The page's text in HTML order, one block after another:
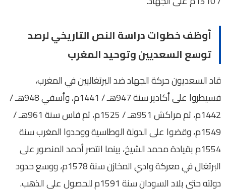
أوظف خطوات دراسة النص التاريخي لرصد
توسع السعديين وتوحيد المغرب
قاد السعديون حركة الجهاد ضد البرتغاليين في المغرب،
فسيطروا على أكادير سنة 947هـ / 1441م، وأسفي 948هـ /
1442م، ثم مراكش 951هـ / 1525م، ثم فاس سنة 961هـ /
1549م، وقضوا على الدولة الوطاسية ووحدوا المغرب سنة
1554م بقيادة محمد الشيخ، بينما انتصر أحمد المنصور على
البرتغال في معركة وادي المخازن سنة 1578م، ووسع حدود
دولته حتى بلاد السودان سنة 1591م للحصول على الذهب.